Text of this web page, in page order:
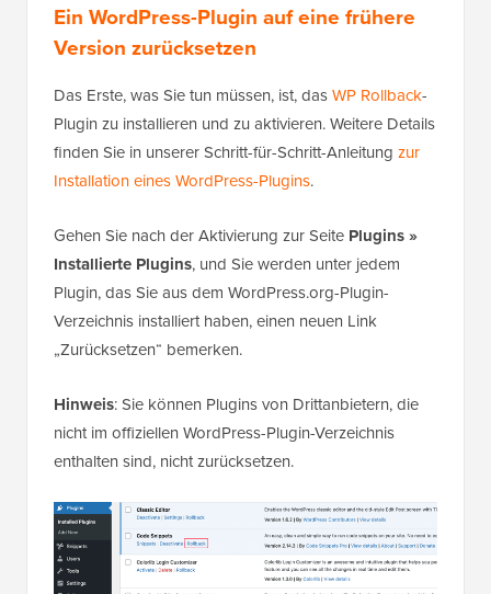
Ein WordPress-Plugin auf eine frühere
Version zurücksetzen
Das Erste, was Sie tun müssen, ist, dasWP Rollback-
Plugin zu installieren und zu aktivieren. Weitere Details
finden Sie in unserer Schritt-für-Schritt-Anleitung zur
Installation eines WordPress-Plugins.
Gehen Sie nach der Aktivierung zur Seite Plugins »
Installierte Plugins, und Sie werden unter jedem
Plugin, das Sie aus dem WordPress.org-Plugin-
Verzeichnis installiert haben, einen neuen Link
„Zurücksetzen“ bemerken.
Hinweis: Sie können Plugins von Drittanbietern, die
nicht im offiziellen WordPress-Plugin-Verzeichnis
enthalten sind, nicht zurücksetzen.